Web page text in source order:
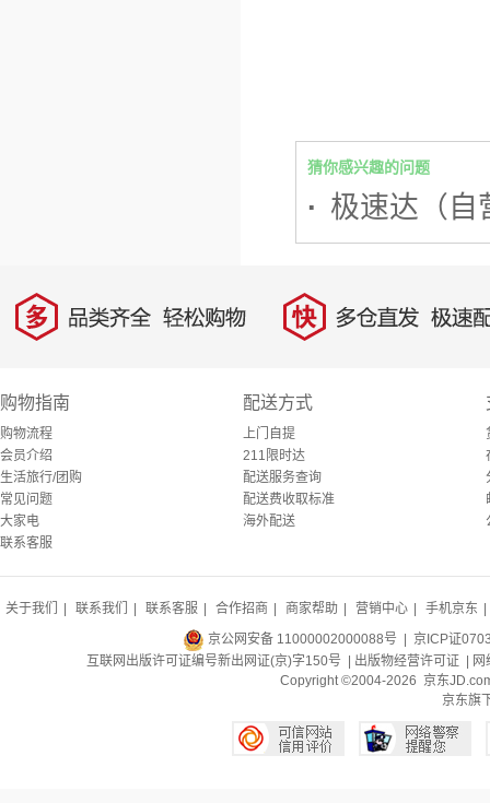
猜你感兴趣的问题
· 极速达（自
多 品类齐全，轻松购物 快 多仓直发，极速配
购物指南
购物流程
会员介绍
生活旅行/团购
常见问题
大家电
联系客服
配送方式
上门自提
211限时达
配送服务查询
配送费收取标准
海外配送
关于我们 联系我们 联系客服 合作招商 商家帮助 营销中心 手机京东
京公网安备 11000002000088号 | 京ICP证
互联网出版许可证编号新出网证(京)字150号 | 出版物经营许可证
Copyright ©2004-2026 京东
京东旗